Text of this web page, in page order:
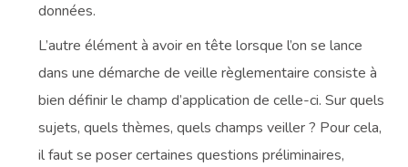
données.
L’autre élément à avoir en tête lorsque l’on se lance
dans une démarche de veille règlementaire consiste à
bien définir le champ d’application de celle-ci. Sur quels
sujets, quels thèmes, quels champs veiller ? Pour cela,
il faut se poser certaines questions préliminaires,